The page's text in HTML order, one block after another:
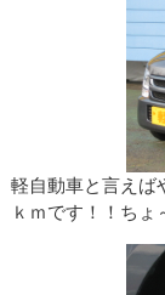
軽自動車と言えば
ｋｍです！！ちょ